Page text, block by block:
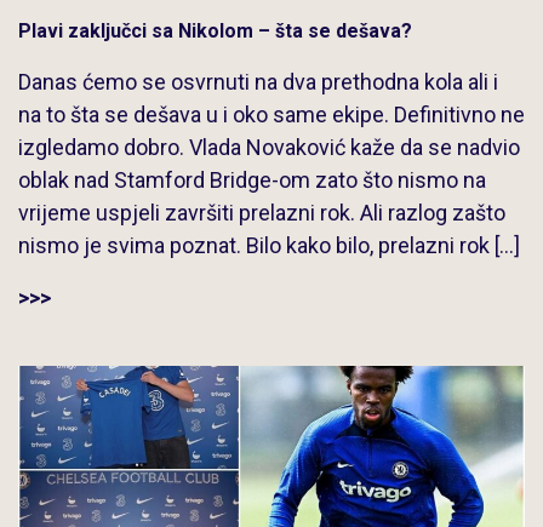
Plavi zaključci sa Nikolom – šta se dešava?
Danas ćemo se osvrnuti na dva prethodna kola ali i
na to šta se dešava u i oko same ekipe. Definitivno ne
izgledamo dobro. Vlada Novaković kaže da se nadvio
oblak nad Stamford Bridge-om zato što nismo na
vrijeme uspjeli završiti prelazni rok. Ali razlog zašto
nismo je svima poznat. Bilo kako bilo, prelazni rok […]
>>>